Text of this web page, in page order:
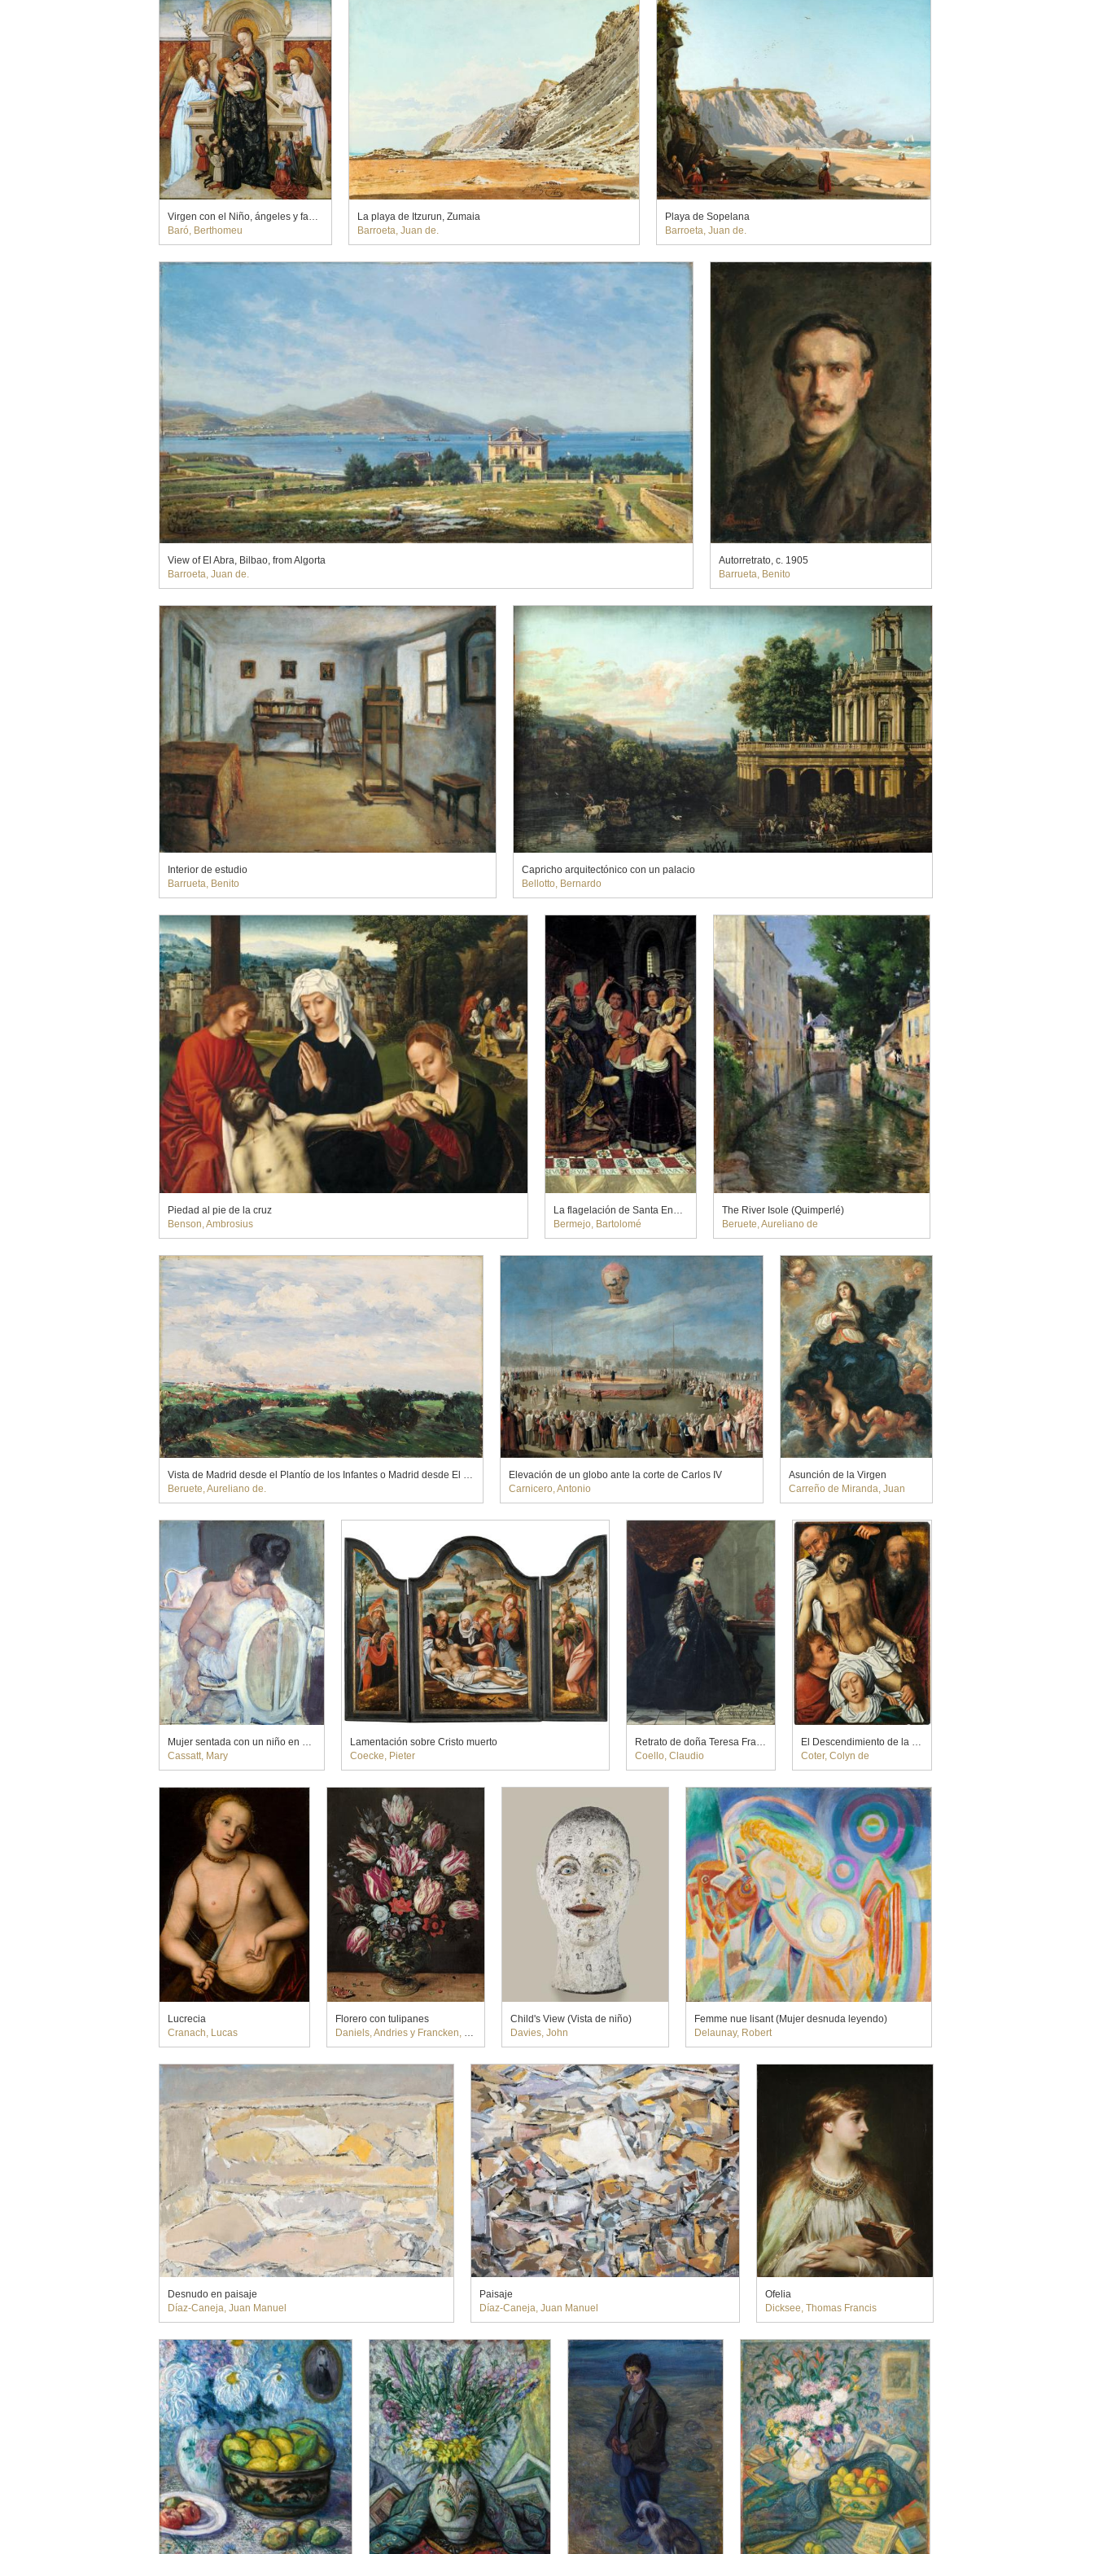
Virgen con el Niño, ángeles y familia de donantes
Baró, Berthomeu
La playa de Itzurun, Zumaia
Barroeta, Juan de.
Playa de Sopelana
Barroeta, Juan de.
View of El Abra, Bilbao, from Algorta
Barroeta, Juan de.
Autorretrato, c. 1905
Barrueta, Benito
Interior de estudio
Barrueta, Benito
Capricho arquitectónico con un palacio
Bellotto, Bernardo
Piedad al pie de la cruz
Benson, Ambrosius
La flagelación de Santa Engracia
Bermejo, Bartolomé
The River Isole (Quimperlé)
Beruete, Aureliano de
Vista de Madrid desde el Plantío de los Infantes o Madrid desde El Pardo
Beruete, Aureliano de.
Elevación de un globo ante la corte de Carlos IV
Carnicero, Antonio
Asunción de la Virgen
Carreño de Miranda, Juan
Mujer sentada con un niño en brazos
Cassatt, Mary
Lamentación sobre Cristo muerto
Coecke, Pieter
Retrato de doña Teresa Francisca Mudarra y Herrera
Coello, Claudio
El Descendimiento de la cruz
Coter, Colyn de
Lucrecia
Cranach, Lucas
Florero con tulipanes
Daniels, Andries y Francken, Frans, el Joven
Child's View (Vista de niño)
Davies, John
Femme nue lisant (Mujer desnuda leyendo)
Delaunay, Robert
Desnudo en paisaje
Díaz-Caneja, Juan Manuel
Paisaje
Díaz-Caneja, Juan Manuel
Ofelia
Dicksee, Thomas Francis